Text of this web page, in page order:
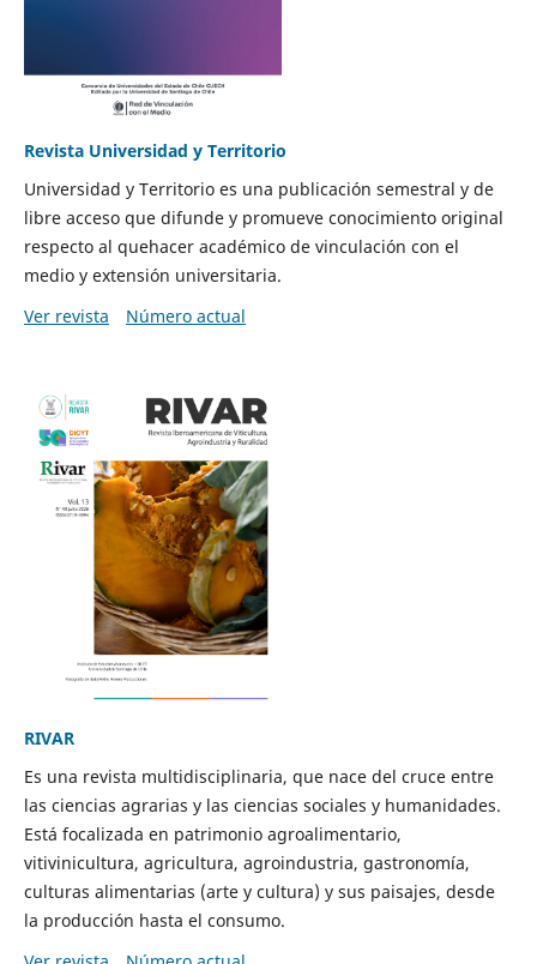
Revista Universidad y Territorio
Universidad y Territorio es una publicación semestral y de
libre acceso que difunde y promueve conocimiento original
respecto al quehacer académico de vinculación con el
medio y extensión universitaria.
Ver revista
Número actual
RIVAR
Es una revista multidisciplinaria, que nace del cruce entre
las ciencias agrarias y las ciencias sociales y humanidades.
Está focalizada en patrimonio agroalimentario,
vitivinicultura, agricultura, agroindustria, gastronomía,
culturas alimentarias (arte y cultura) y sus paisajes, desde
la producción hasta el consumo.